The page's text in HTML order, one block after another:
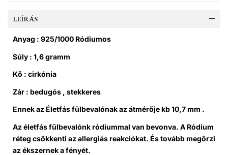
LEÍRÁS
Anyag : 925/1000 Ródiumos
Súly : 1,6 gramm
Kő : cirkónia
Zár : bedugós , stekkeres
Ennek az Életfás fülbevalónak az átmérője kb 10,7 mm .
Az életfás fülbevalónk ródiummal van bevonva. A Ródium
réteg csökkenti az allergiás reakciókat. És tovább megőrzi
az ékszernek a fényét.